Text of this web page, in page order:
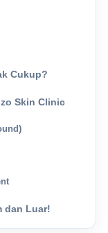
Cukup?
Skin Clinic
dan Luar!